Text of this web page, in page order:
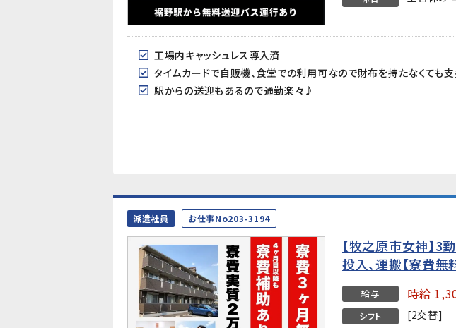
工場内キャッシュレス導入済
タイムカードで自販機、食堂での利用可なので財布を持たなくても
駅からの送迎もあるので通勤楽々♪
派遣社員 お仕事No203-3194
【牧之原市女神】3
投入、運搬【寮費無
給与 時給
シフト [2交替]